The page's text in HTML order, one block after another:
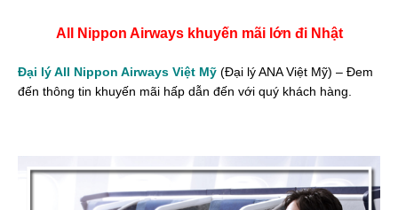
All Nippon Airways khuyến mãi lớn đi Nhật
Đại lý All Nippon Airways Việt Mỹ (Đại lý ANA Việt Mỹ) – Đem
đến thông tin khuyến mãi hấp dẫn đến với quý khách hàng.